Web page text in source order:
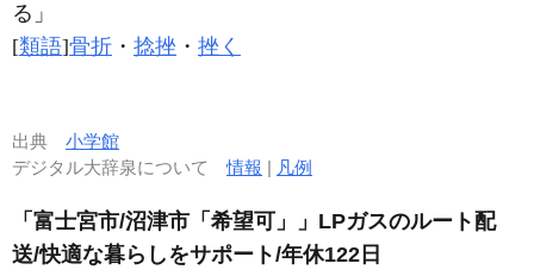
る」
[類語]骨折 ・ 捻挫 ・ 挫く
出典 小学館
デジタル大辞泉について情報 | 凡例
「富士宮市/沼津市「希望可」」LPガスのルート配
送/快適な暮らしをサポート/年休122日